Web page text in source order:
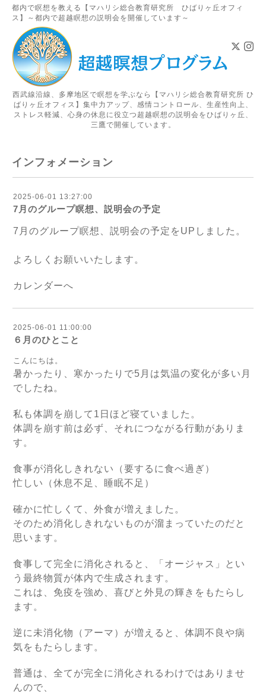
都内で瞑想を教える【マハリシ総合教育研究所 ひばりヶ丘オフィ
ス】～都内で超越瞑想の説明会を開催しています～
西武線沿線、多摩地区で瞑想を学ぶなら【マハリシ総合教育研究所 ひ
ばりヶ丘オフィス】集中力アップ、感情コントロール、生産性向上、
ストレス軽減、心身の休息に役立つ超越瞑想の説明会をひばりヶ丘、
三鷹で開催しています。
インフォメーション
2025-06-01 13:27:00
7月のグループ瞑想、説明会の予定
7 月のグループ瞑想、説明会の予定を UPしました。
よろしくお願いいたします。
カレンダーへ
2025-06-01 11:00:00
６月のひとこと
こんにちは。
暑かったり、寒かったりで5月は気温の変化が多い月
でしたね。
私も体調を崩して1日ほど寝ていました。
体調を崩す前は必ず、それにつながる行動がありま
す。
食事が消化しきれない（要するに食べ過ぎ）
忙しい（休息不足、睡眠不足）
確かに忙しくて、外食が増えました。
そのため消化しきれないものが溜まっていたのだと
思います。
食事して完全に消化されると、「オージャス」とい
う最終物質が体内で生成されます。
これは、免疫を強め、喜びと外見の輝きをもたらし
ます。
逆に未消化物（アーマ）が増えると、体調不良や病
気をもたらします。
普通は、全てが完全に消化されるわけではありませ
んので、